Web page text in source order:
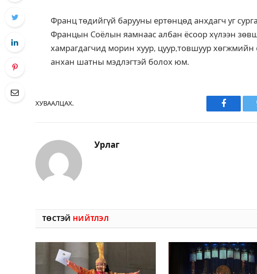
Франц төдийгүй барууны ертөнцөд анхдагч уг
Францын Соёлын яамнаас албан ёсоор хүлээн
хамрагдагчид морин хуур, цуур,товшуур
анхан шатны мэдлэгтэй болох юм.
ХУВААЛЦАХ.
Facebook
Урлаг
ТӨСТЭЙ НИЙТЛЭЛ